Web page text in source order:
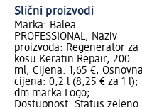
Slični proizvodi
Marka: Balea
PROFESSIONAL; Naziv
proizvoda: Regenerator za
kosu Keratin Repair, 200
ml; Cijena: 1,65 €; Osnovna
cijena: 0,2 l (8,25 € za 1 l);
dm marka Logo;
Dostupnost: Status zeleno